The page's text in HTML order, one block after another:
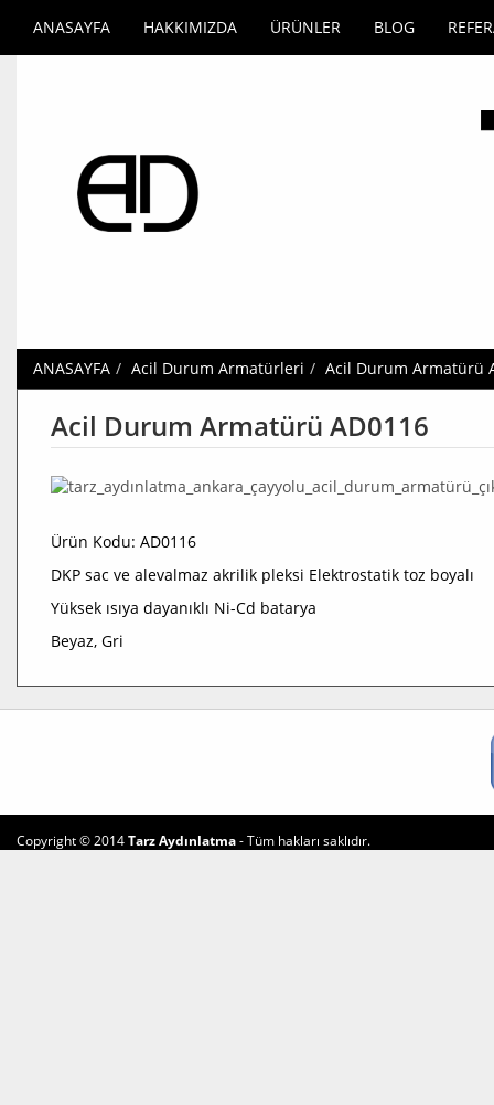
ANASAYFA HAKKIMIZDA ÜRÜNLER BLOG
ANASAYFA Acil Durum Armatürleri Acil Durum Armatürü
Acil Durum Armatürü AD0116
Ürün Kodu: AD0116
DKP sac ve alevalmaz akrilik pleksi Elektrostatik toz boyalı
Yüksek ısıya dayanıklı Ni-Cd batarya
Beyaz, Gri
Copyright © 2014Tarz Aydınlatma- Tüm hakları saklıdır.